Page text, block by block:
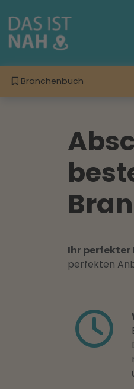
Branchenbuch
Ihr perfekter
perfekten